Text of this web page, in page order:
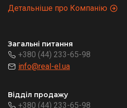
Детальніше про Компанію
Загальні питання
+380 (44) 233-65-98
info@real-el.ua
Відділ продажу
+380 (44) 233-65-98